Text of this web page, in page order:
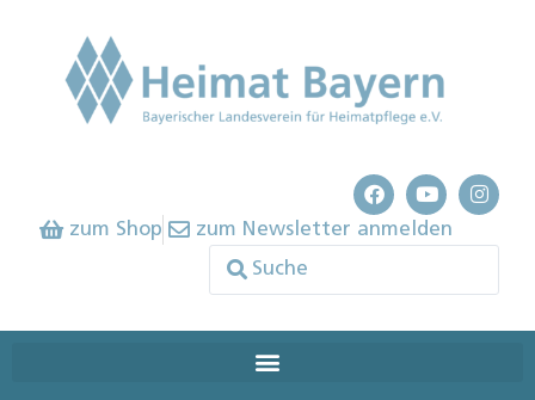
zum Shop zum Newsletter anmelden